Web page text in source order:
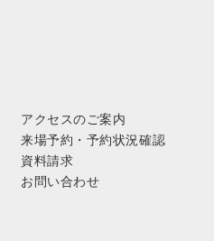
アクセスのご案内
来場予約・予約状況確認
資料請求
お問い合わせ